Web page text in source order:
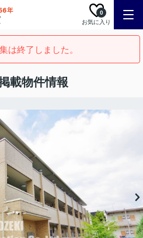
お気に入り
0
は終了しました。
載物件情報